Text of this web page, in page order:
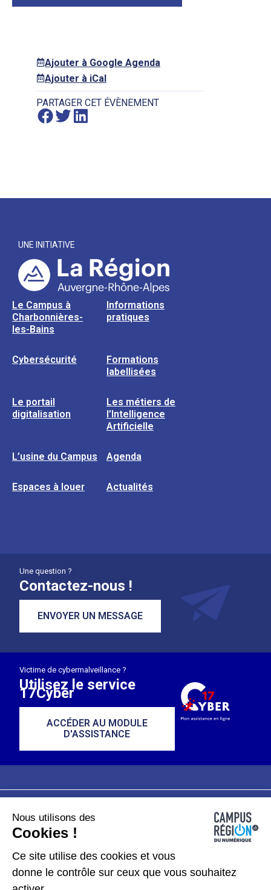
Ajouter à Google Agenda
Ajouter à iCal
PARTAGER CET ÉVÈNEMENT
UNE INITIATIVE
Le Campus à
Charbonnières-
les-Bains
Informations
pratiques
Cybersécurité
Formations
labellisées
Le portail
digitalisation
Les métiers de
l’Intelligence
Artificielle
L’usine du Campus Agenda
Espaces à louer Actualités
Une question ?
Contactez-nous !
ENVOYER UN MESSAGE
Victime de cybermalveillance ?
Utilisez le service
17Cyber
ACCÉDER AU MODULE
D'ASSISTANCE
Plan du site
Données personnelles
Gérer les cookies
Nous utilisons des
Cookies !
Ce site utilise des cookies et vous
donne le contrôle sur ceux que vous souhaitez